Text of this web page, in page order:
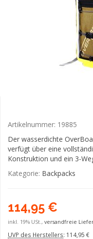
Artikelnummer: 19885
Der wasserdichte
verfügt über eine
Konstruktion und ein 3-
Kategorie: Backpacks
114,95 €
inkl. 19% USt., versandfreie
UVP des Herstellers: 114,95 €